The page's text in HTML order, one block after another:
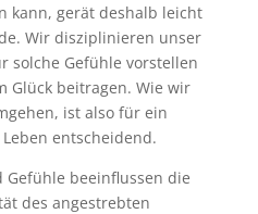
kann, gerät deshalb leicht
Wir disziplinieren unser
solche Gefühle vorstellen
Glück beitragen. Wie wir
ist also für ein
entscheidend.
Gefühle beeinflussen die
des angestrebten